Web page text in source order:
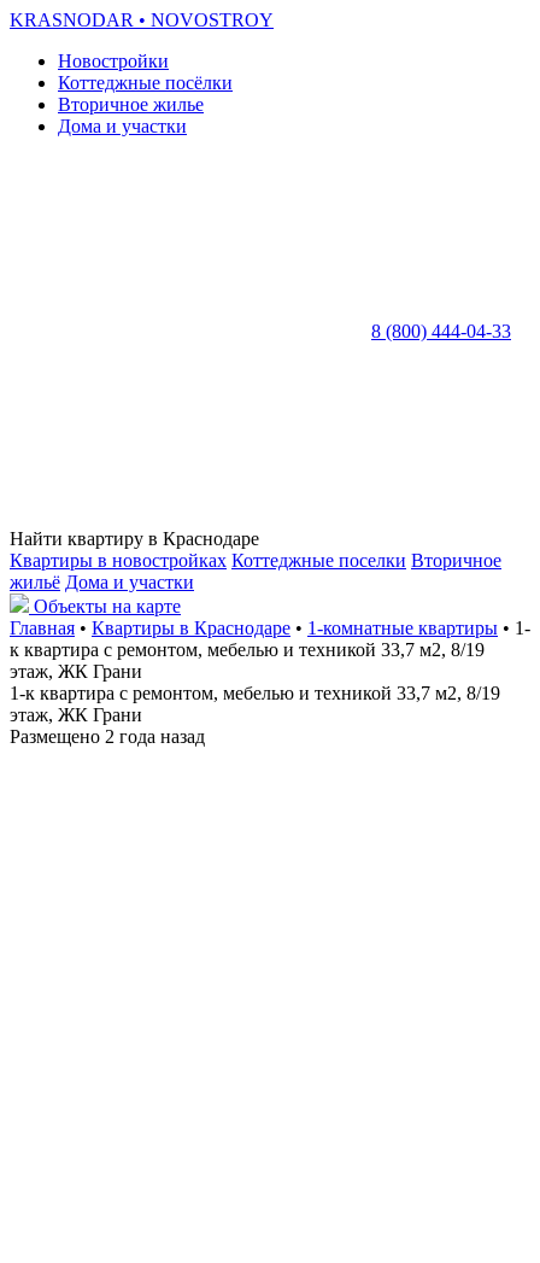
KRASNODAR • NOVOSTROY
Новостройки
Коттеджные посёлки
Вторичное жилье
Дома и участки
8 (800) 444-04-33
Найти квартиру в Краснодаре
Квартиры в новостройках Коттеджные поселки Вторичное
жильё Дома и участки
Объекты на карте
Главная • Квартиры в Краснодаре • 1-комнатные квартиры • 1-
к квартира с ремонтом, мебелью и техникой 33,7 м2, 8/19
этаж, ЖК Грани
1-к квартира с ремонтом, мебелью и техникой 33,7 м2, 8/19
этаж, ЖК Грани
Размещено 2 года назад